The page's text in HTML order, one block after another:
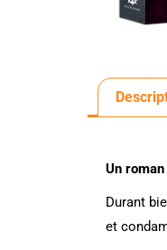
Un
Durant
et